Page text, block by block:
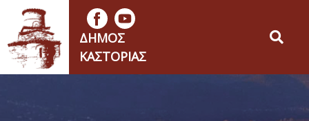
ΔΉΜΟΣ
ΚΑΣΤΟΡΙΆΣ